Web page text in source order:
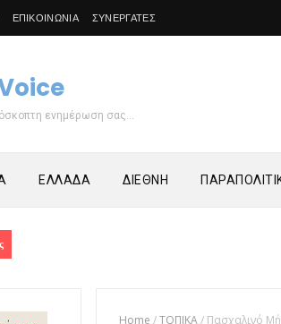
ΕΠΙΚΟΙΝΩΝΙΑ ΣΥΝΕΡΓΑΤΕΣ
ενημέρωση σας...
ΕΛΛΑΔΑ ΔΙΕΘΝΗ
Home /ΤΟΠΙΚΑ/ Πασχαλινό